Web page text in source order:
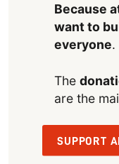
Because
want to
everyone.
The
are the
SUPPORT